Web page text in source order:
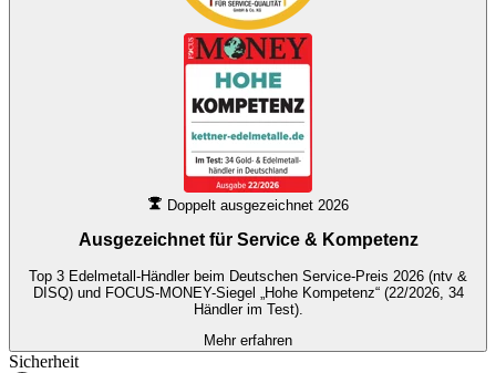
Doppelt ausgezeichnet 2026
Ausgezeichnet für Service & Kompetenz
Top 3 Edelmetall-Händler beim Deutschen Service-Preis 2026 (ntv &
DISQ) und FOCUS-MONEY-Siegel „Hohe Kompetenz“ (22/2026, 34
Händler im Test).
Mehr erfahren
Sicherheit